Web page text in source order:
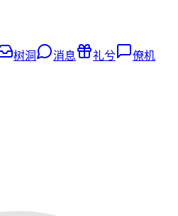
树洞 消息 礼兮 僚机